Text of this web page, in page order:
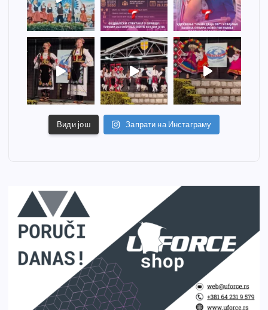
Види још Запрати на Инстаграму